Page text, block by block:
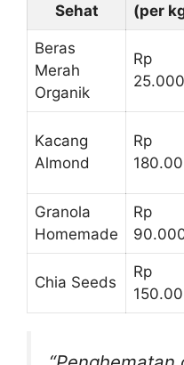
Sehat
(per
Beras
Merah
Organik
Rp
25.000
Kacang
Almond
Rp
Granola
Homemade
Rp
Chia Seeds
Rp